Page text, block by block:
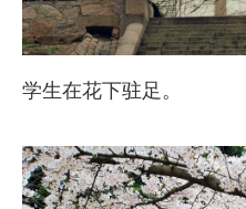
学生在花下驻足。